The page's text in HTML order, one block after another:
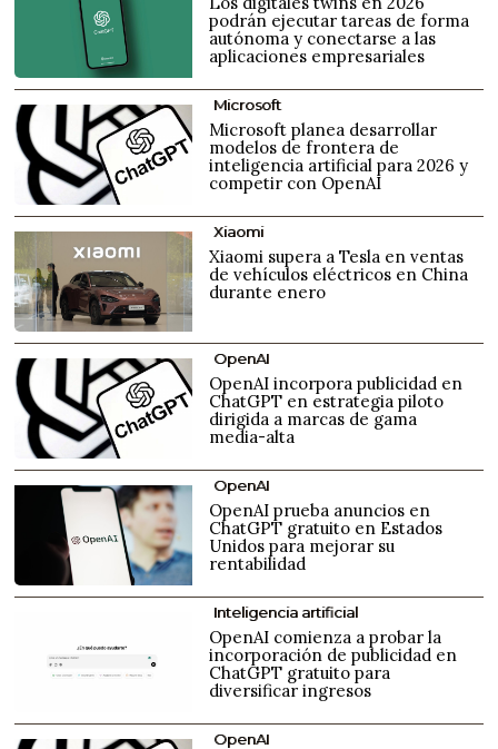
podrán ejecutar tareas de forma
autónoma y conectarse a las
aplicaciones empresariales
Microsoft
Microsoft planea desarrollar
modelos de frontera de
inteligencia artificial para 2026 y
competir con OpenAI
Xiaomi
Xiaomi supera a Tesla en ventas
de vehículos eléctricos en China
durante enero
OpenAI
OpenAI incorpora publicidad en
ChatGPT en estrategia piloto
dirigida a marcas de gama
media-alta
OpenAI
OpenAI prueba anuncios en
ChatGPT gratuito en Estados
Unidos para mejorar su
rentabilidad
Inteligencia artificial
OpenAI comienza a probar la
incorporación de publicidad en
ChatGPT gratuito para
diversificar ingresos
OpenAI